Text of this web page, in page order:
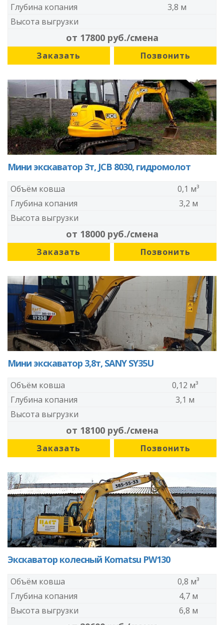
Глубина копания
3,8 м
Высота выгрузки
от 17800 руб./смена
Заказать Позвонить
Мини экскаватор 3т, JCB 8030, гидромолот
Объём ковша
0,1 м³
Глубина копания
3,2 м
Высота выгрузки
от 18000 руб./смена
Заказать Позвонить
Мини экскаватор 3,8т, SANY SY35U
Объём ковша
0,12 м³
Глубина копания
3,1 м
Высота выгрузки
от 18100 руб./смена
Заказать Позвонить
Экскаватор колесный Komatsu PW130
Объём ковша
0,8 м³
Глубина копания
4,7 м
Высота выгрузки
6,8 м